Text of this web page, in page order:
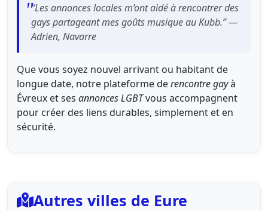
“Les annonces locales m’ont aidé à rencontrer des
gays partageant mes goûts musique au Kubb.” —
Adrien, Navarre
Que vous soyez nouvel arrivant ou habitant de
longue date, notre plateforme derencontregayà
Évreux et ses annoncesLGBTvous accompagnent
pour créer des liens durables, simplement et en
sécurité.
Autres villes de Eure